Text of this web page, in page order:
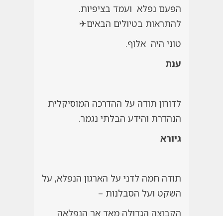
הפעם נפלא ועמד בציפיות.
להתראות בטיולים הבאים✈
טוני היה אלוף.
ענת
לדורון תודה על ההדרכה המוסיקלית
הנהדרת והידע הבלתי נגמר.
גיורא
תודה חמה לדני על הארגון הנפלא, על
השקט ועל הסבלנות –
הקבוצה הגדולה מאד אך הנפלאה